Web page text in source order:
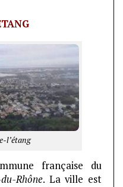
l’étang
française du
Rhône. La ville est